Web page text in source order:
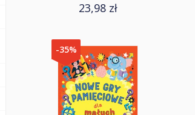
23,98 zł
-35%